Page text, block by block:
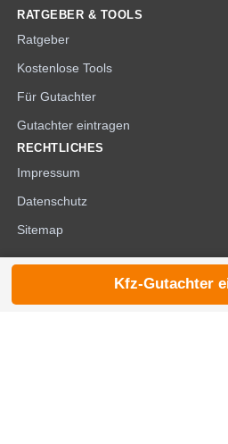
RATGEBER & TOOLS
Ratgeber
Kostenlose Tools
Für Gutachter
Gutachter eintragen
RECHTLICHES
Impressum
Datenschutz
Sitemap
Kfz-Gutachter